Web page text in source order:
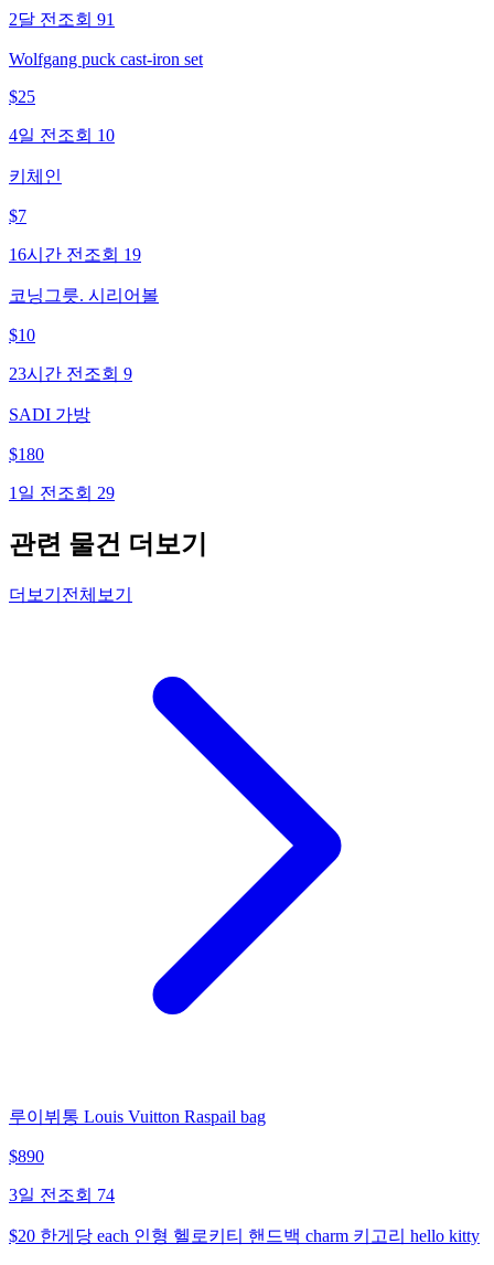
2달 전 조회 91
Wolfgang puck cast-iron set
$25
4일 전 조회 10
키체인
$7
16시간 전 조회 19
코닝그릇. 시리어볼
$10
23시간 전 조회 9
SADI 가방
$180
1일 전 조회 29
관련 물건 더보기
더보기 전체보기
루이뷔통 Louis Vuitton Raspail bag
$890
3일 전 조회 74
$20 한게당 each 인형 헬로키티 핸드백 charm 키고리 hello kitty